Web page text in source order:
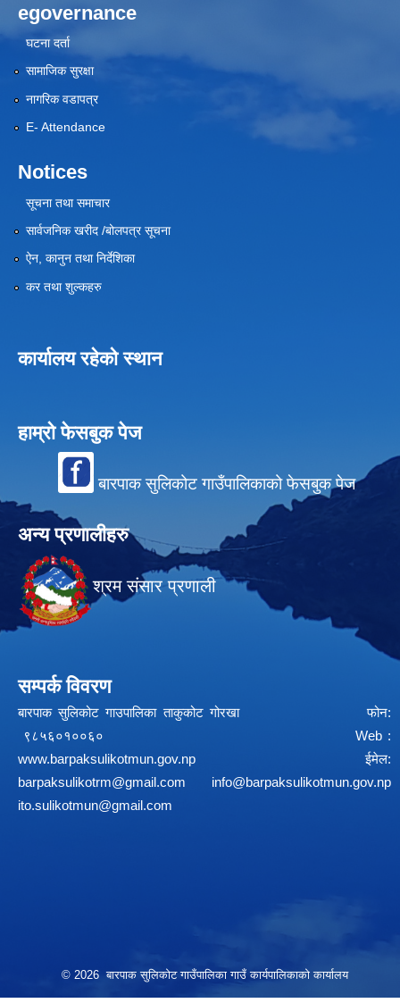
egovernance
घटना दर्ता
सामाजिक सुरक्षा
नागरिक वडापत्र
E- Attendance
Notices
सूचना तथा समाचार
सार्वजनिक खरीद /बोलपत्र सूचना
ऐन, कानुन तथा निर्देशिका
कर तथा शुल्कहरु
कार्यालय रहेको स्थान
हाम्रो फेसबुक पेज
बारपाक सुलिकोट गाउँपालिकाको फेसबुक पेज
अन्य प्रणालीहरु
श्रम संसार प्रणाली
सम्पर्क विवरण
बारपाक सुलिकोट गाउपालिका ताकुकोट गोरखा फोन:
९८५६०१००६० Web :
www.barpaksulikotmun.gov.np
ईमेल:
barpaksulikotrm@gmail.com
info@barpaksulikotmun.gov.np
ito.sulikotmun@gmail.com
© 2026 बारपाक सुलिकोट गाउँपालिका गाउँ कार्यपालिकाको कार्यालय